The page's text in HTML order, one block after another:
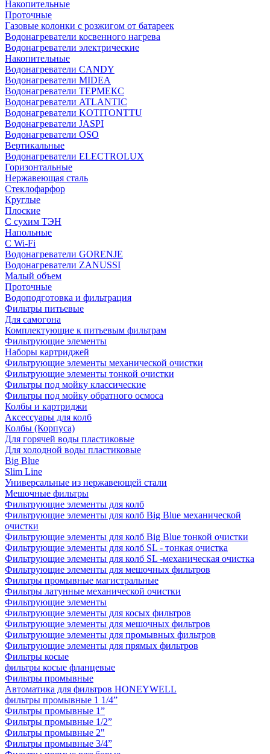
Накопительные
Проточные
Газовые колонки с розжигом от батареек
Водонагреватели косвенного нагрева
Водонагреватели электрические
Накопительные
Водонагреватели CANDY
Водонагреватели MIDEA
Водонагреватели ТЕРМЕКС
Водонагреватели ATLANTIC
Водонагреватели KOTITONTTU
Водонагреватели JASPI
Водонагреватели OSO
Вертикальные
Водонагреватели ELECTROLUX
Горизонтальные
Нержавеющая сталь
Стеклофарфор
Круглые
Плоские
С сухим ТЭН
Напольные
С Wi-Fi
Водонагреватели GORENJE
Водонагреватели ZANUSSI
Малый объем
Проточные
Водоподготовка и фильтрация
Фильтры питьевые
Для самогона
Комплектующие к питьевым фильтрам
Фильтрующие элементы
Наборы картриджей
Фильтрующие элементы механической очистки
Фильтрующие элементы тонкой очистки
Фильтры под мойку классические
Фильтры под мойку обратного осмоса
Колбы и картриджи
Аксессуары для колб
Колбы (Корпуса)
Для горячей воды пластиковые
Для холодной воды пластиковые
Big Blue
Slim Line
Универсальные из нержавеющей стали
Мешочные фильтры
Фильтрующие элементы для колб
Фильтрующие элементы для колб Big Blue механической
очистки
Фильтрующие элементы для колб Big Blue тонкой очистки
Фильтрующие элементы для колб SL - тонкая очистка
Фильтрующие элементы для колб SL -механическая очистка
Фильтрующие элементы для мешочных фильтров
Фильтры промывные магистральные
Фильтры латунные механической очистки
Фильтрующие элементы
Фильтрующие элементы для косых фильтров
Фильтрующие элементы для мешочных фильтров
Фильтрующие элементы для промывных фильтров
Фильтрующие элементы для прямых фильтров
Фильтры косые
фильтры косые фланцевые
Фильтры промывные
Автоматика для фильтров HONEYWELL
фильтры промывные 1 1/4”
Фильтры промывные 1”
Фильтры промывные 1/2”
Фильтры промывные 2"
Фильтры промывные 3/4”